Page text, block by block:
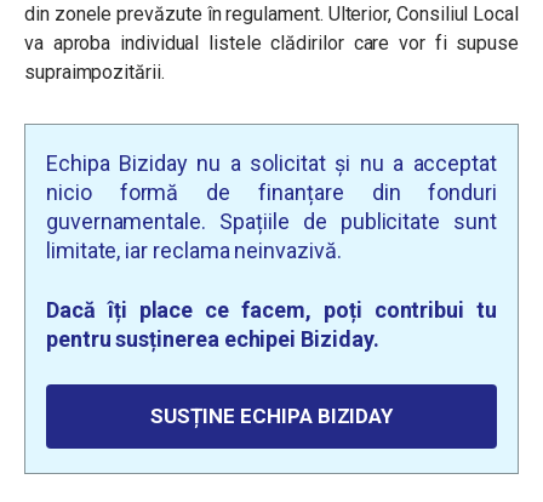
din zonele prevăzute în regulament. Ulterior, Consiliul Local
va aproba individual listele clădirilor care vor fi supuse
supraimpozitării.
Echipa Biziday nu a solicitat și nu a acceptat
nicio formă de finanțare din fonduri
guvernamentale. Spațiile de publicitate sunt
limitate, iar reclama neinvazivă.
Dacă îți place ce facem, poți contribui tu
pentru susținerea echipei Biziday.
SUSȚINE ECHIPA BIZIDAY